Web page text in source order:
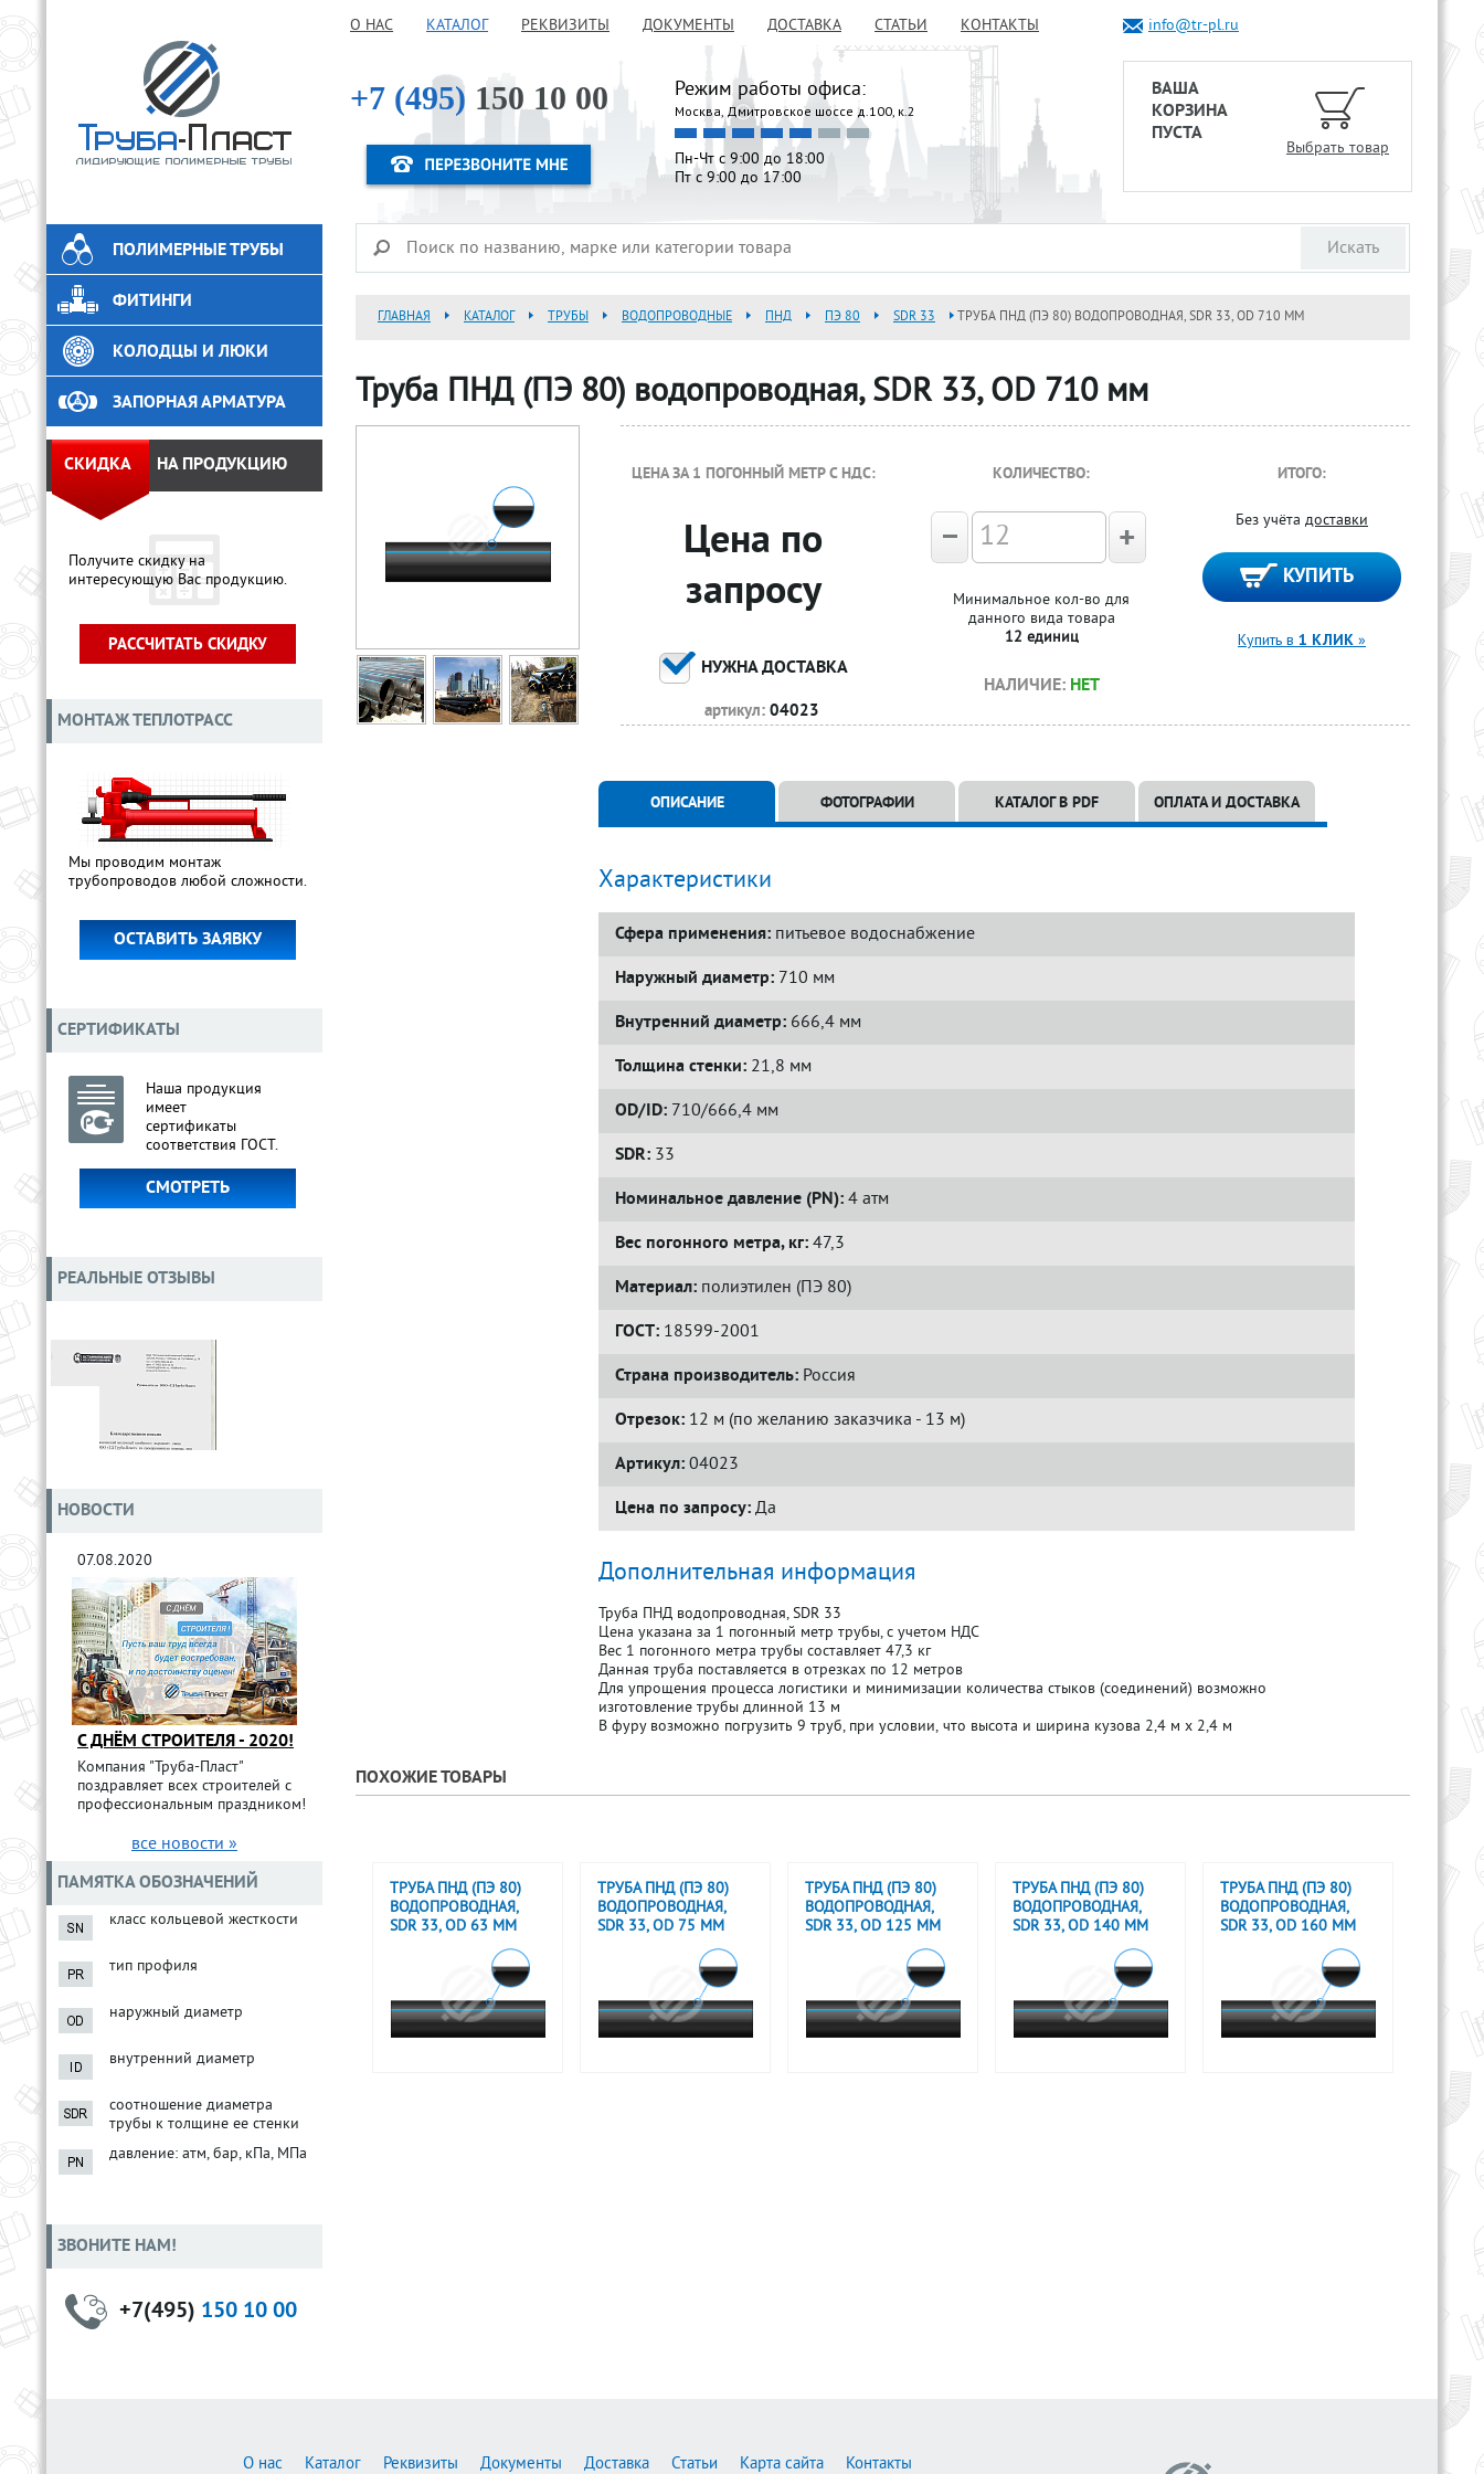
info@tr-pl.ru
ВАША
КОРЗИНА
ПУСТА
Выбрать товар
О НАС КАТАЛОГ РЕКВИЗИТЫ ДОКУМЕНТЫ ДОСТАВКА СТАТЬИ КОНТАКТЫ
+7 (495) 150 10 00 Режим работы офиса:
Москва, Дмитровское шоссе д.100, к.2
Пн-Чт с 9:00 до 18:00
Пт с 9:00 до 17:00
ГЛАВНАЯ КАТАЛОГ ТРУБЫ ВОДОПРОВОДНЫЕ ПНД ПЭ 80 SDR 33 ТРУБА ПНД (ПЭ 80) ВОДОПРОВОДНАЯ, SDR 33, OD 710 ММ
Труба ПНД (ПЭ 80) водопроводная, SDR 33, OD 710 мм
ЦЕНА ЗА 1 ПОГОННЫЙ МЕТР С НДС:
Цена по
запросу
НУЖНА ДОСТАВКА
артикул: 04023
КОЛИЧЕСТВО:
Минимальное кол-во для
данного вида товара
12 единиц
НАЛИЧИЕ: НЕТ
ИТОГО:
Без учёта доставки
Купить в 1 КЛИК »
ОПИСАНИЕ ФОТОГРАФИИ КАТАЛОГ В PDF ОПЛАТА И ДОСТАВКА
Характеристики
Сфера применения: питьевое водоснабжение
Наружный диаметр: 710 мм
Внутренний диаметр: 666,4 мм
Толщина стенки: 21,8 мм
OD/ID: 710/666,4 мм
SDR: 33
Номинальное давление (PN): 4 атм
Вес погонного метра, кг: 47,3
Материал: полиэтилен (ПЭ 80)
ГОСТ: 18599-2001
Страна производитель: Россия
Отрезок: 12 м (по желанию заказчика - 13 м)
Артикул: 04023
Цена по запросу: Да
Дополнительная информация
Труба ПНД водопроводная, SDR 33
Цена указана за 1 погонный метр трубы, с учетом НДС
Вес 1 погонного метра трубы составляет 47,3 кг
Данная труба поставляется в отрезках по 12 метров
Для упрощения процесса логистики и минимизации количества стыков (соединений) возможно
изготовление трубы длинной 13 м
В фуру возможно погрузить 9 труб, при условии, что высота и ширина кузова 2,4 м х 2,4 м
ПОХОЖИЕ ТОВАРЫ
ТРУБА ПНД (ПЭ 80)
ВОДОПРОВОДНАЯ,
SDR 33, OD 63 ММ
ТРУБА ПНД (ПЭ 80)
ВОДОПРОВОДНАЯ,
SDR 33, OD 75 ММ
ТРУБА ПНД (ПЭ 80)
ВОДОПРОВОДНАЯ,
SDR 33, OD 125 ММ
ТРУБА ПНД (ПЭ 80)
ВОДОПРОВОДНАЯ,
SDR 33, OD 140 ММ
ТРУБА ПНД (ПЭ 80)
ВОДОПРОВОДНАЯ,
SDR 33, OD 160 ММ
ПОЛИМЕРНЫЕ ТРУБЫ
ФИТИНГИ
КОЛОДЦЫ И ЛЮКИ
ЗАПОРНАЯ АРМАТУРА
Получите скидку на
интересующую Вас продукцию.
СКИДКА НА ПРОДУКЦИЮ
РАССЧИТАТЬ СКИДКУ
МОНТАЖ ТЕПЛОТРАСС
Мы проводим монтаж
трубопроводов любой сложности.
ОСТАВИТЬ ЗАЯВКУ
СЕРТИФИКАТЫ
Наша продукция
имеет
сертификаты
соответствия ГОСТ.
СМОТРЕТЬ
РЕАЛЬНЫЕ ОТЗЫВЫ
НОВОСТИ
07.08.2020
С ДНЁМ СТРОИТЕЛЯ - 2020!
Компания "Труба-Пласт"
поздравляет всех строителей с
профессиональным праздником!
все новости »
ПАМЯТКА ОБОЗНАЧЕНИЙ
класс кольцевой жесткости
тип профиля
наружный диаметр
внутренний диаметр
соотношение диаметра
трубы к толщине ее стенки
давление: атм, бар, кПа, МПа
ЗВОНИТЕ НАМ!
+7(495) 150 10 00
О нас Каталог Реквизиты Документы Доставка Статьи Карта сайта Контакты